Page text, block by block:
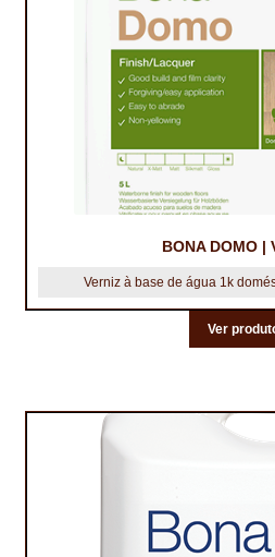
BONA DOMO |
Verniz à base de água 1k
Ver